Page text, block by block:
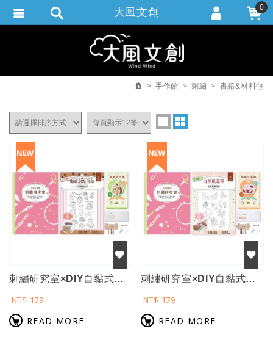
手作館 刺繡 書籍&材料包
刺繡研究室×DIY自黏式水溶刺繡布貼「咖啡甜點日和」（超值贈：貓咪甜點屋刺繡別針...
NT$ 179
READ MORE
刺繡研究室×DIY自黏式水溶刺繡布貼「自然風花草」（超值贈：貓咪甜點屋刺繡別針材...
NT$ 179
READ MORE
大風文創 0
會員登入
會員註冊
忘記密碼
追蹤清單
繁體中文